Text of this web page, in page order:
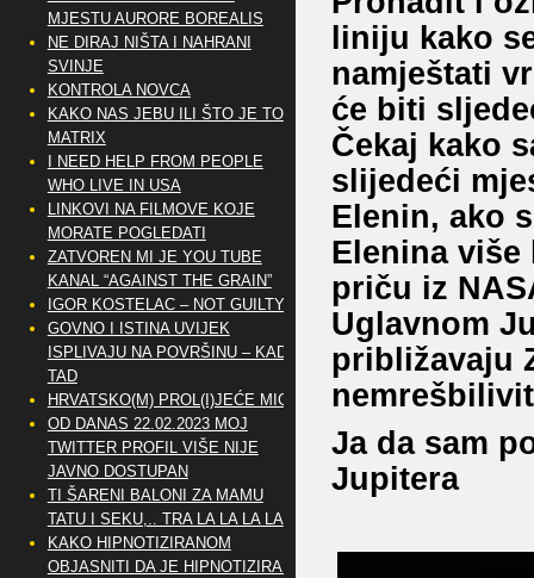
liniju kako
namještati
će biti
Čekaj kako
slijedeći
Elenin, ako
Elenina više
priču iz
Uglavnom
približavaju
Ja da sam
Jupitera
MJESTU AURORE BOREALIS
NE DIRAJ NIŠTA I NAHRANI
SVINJE
KONTROLA NOVCA
KAKO NAS JEBU ILI ŠTO JE TO
MATRIX
I NEED HELP FROM PEOPLE
WHO LIVE IN USA
LINKOVI NA FILMOVE KOJE
MORATE POGLEDATI
ZATVOREN MI JE YOU TUBE
KANAL “AGAINST THE GRAIN”
IGOR KOSTELAC – NOT GUILTY
GOVNO I ISTINA UVIJEK
ISPLIVAJU NA POVRŠINU – KAD
TAD
HRVATSKO(M) PROL(I)JEĆE MIG
OD DANAS 22.02.2023 MOJ
TWITTER PROFIL VIŠE NIJE
JAVNO DOSTUPAN
TI ŠARENI BALONI ZA MAMU
TATU I SEKU,.. TRA LA LA LA LA
KAKO HIPNOTIZIRANOM
OBJASNITI DA JE HIPNOTIZIRAN